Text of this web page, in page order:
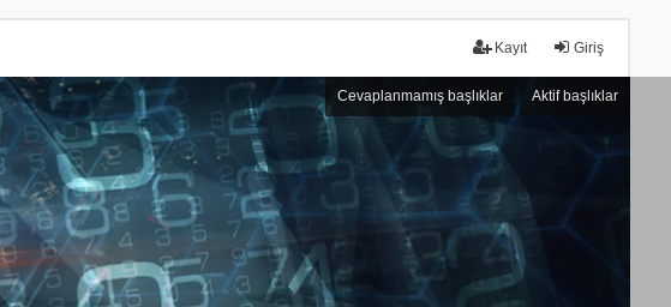
Giriş
Kayıt
Cevaplanmamış başlıklar Aktif başlıklar